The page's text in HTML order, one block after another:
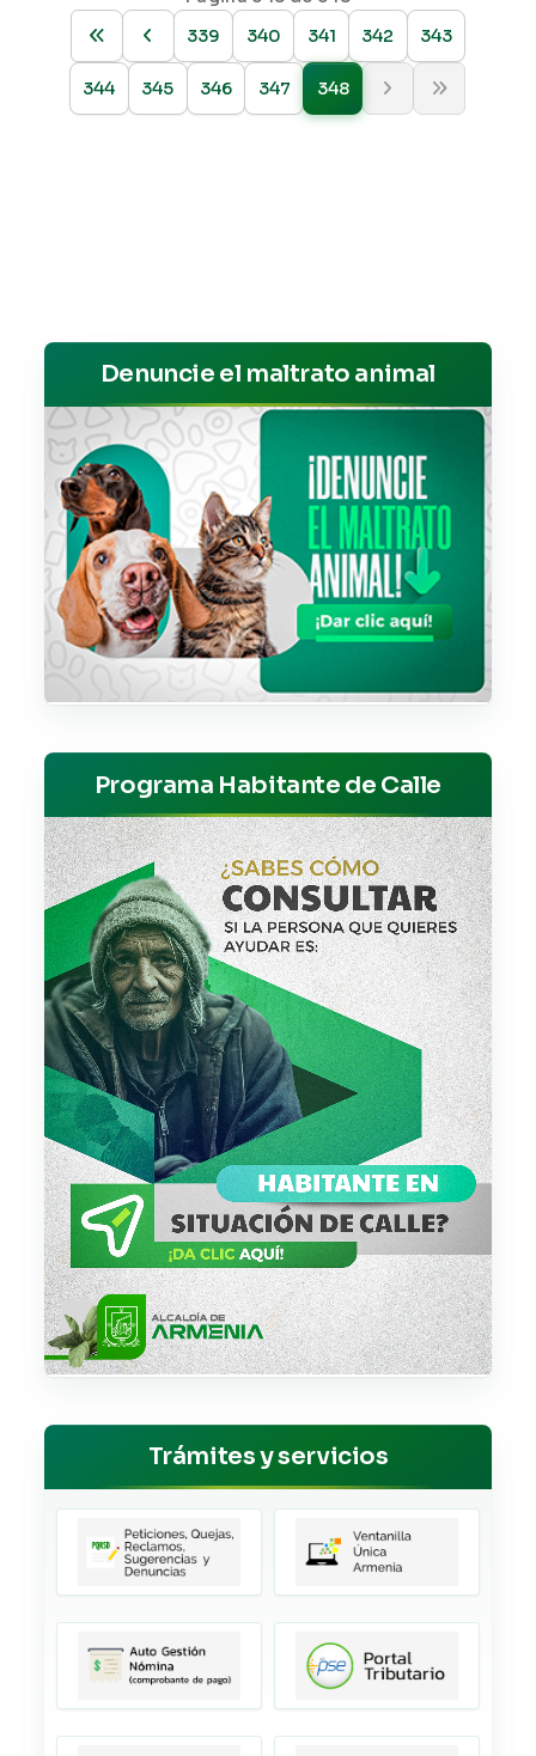
339
340 341 342 343
344 345 346 347 348
Denuncie el maltrato animal
Programa Habitante de Calle
Trámites y servicios